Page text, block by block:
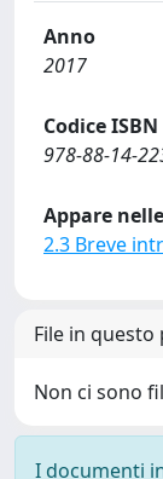
Anno
2017
Codice ISBN
978-88-14-
Appare
2.3 Breve
File in
Non ci sono
I documenti